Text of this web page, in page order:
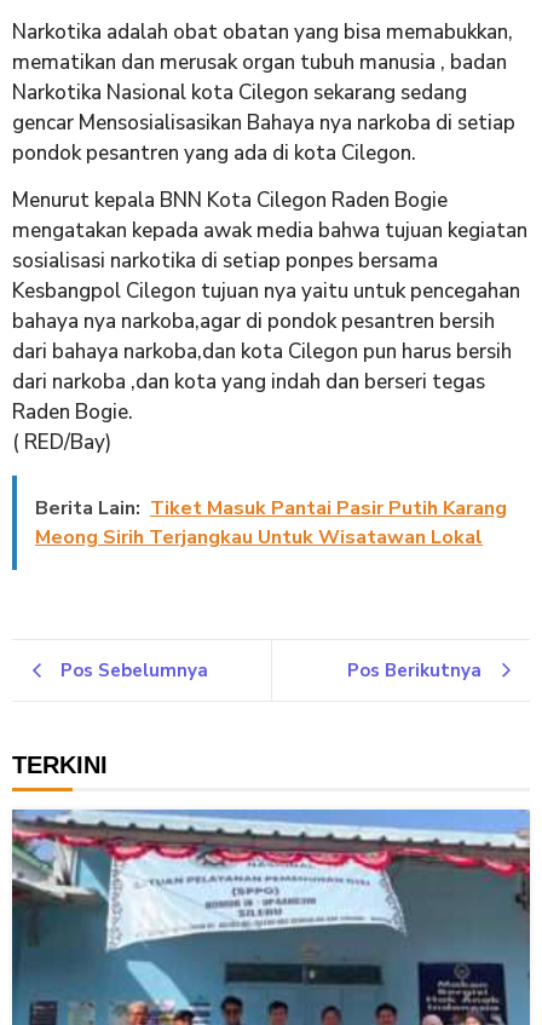
Narkotika adalah obat obatan yang bisa memabukkan,
mematikan dan merusak organ tubuh manusia , badan
Narkotika Nasional kota Cilegon sekarang sedang
gencar Mensosialisasikan Bahaya nya narkoba di setiap
pondok pesantren yang ada di kota Cilegon.
Menurut kepala BNN Kota Cilegon Raden Bogie
mengatakan kepada awak media bahwa tujuan kegiatan
sosialisasi narkotika di setiap ponpes bersama
Kesbangpol Cilegon tujuan nya yaitu untuk pencegahan
bahaya nya narkoba,agar di pondok pesantren bersih
dari bahaya narkoba,dan kota Cilegon pun harus bersih
dari narkoba ,dan kota yang indah dan berseri tegas
Raden Bogie.
( RED/Bay)
Berita Lain: Tiket Masuk Pantai Pasir Putih Karang
Meong Sirih Terjangkau Untuk Wisatawan Lokal
Pos Sebelumnya Pos Berikutnya
TERKINI